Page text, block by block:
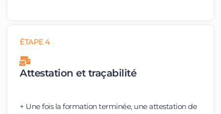
ÉTAPE 4
Attestation et traçabilité
+ Une fois la formation terminée, une attestation de